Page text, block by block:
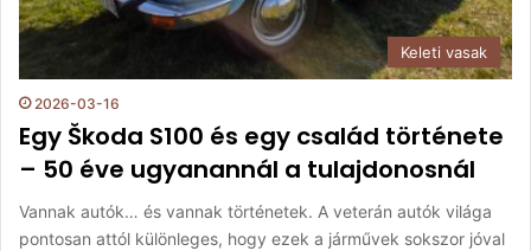
Keleti vasak
2026-03-16
Egy Škoda S100 és egy család története
– 50 éve ugyanannál a tulajdonosnál
Vannak autók… és vannak történetek. A veterán autók világa
pontosan attól különleges, hogy ezek a járművek sokszor jóval